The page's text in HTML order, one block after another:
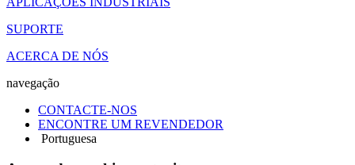
SUPORTE
ACERCA DE NÓS
navegação
CONTACTE-NOS
ENCONTRE UM REVENDEDOR
Portuguesa